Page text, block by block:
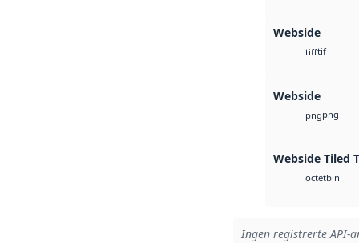
Webside
tifftif
Webside
pngpng
Webside Tiled
octetbin
Ingen registrerte API-